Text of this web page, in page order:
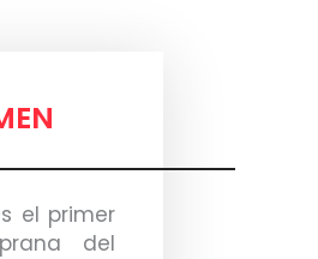
el primer
del